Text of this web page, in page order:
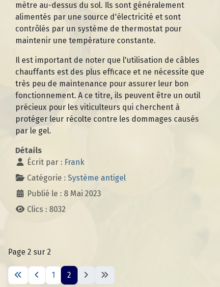
mètre au-dessus du sol. Ils sont généralement
alimentés par une source d'électricité et sont
contrôlés par un système de thermostat pour
maintenir une température constante.
Il est important de noter que l'utilisation de câbles
chauffants est des plus efficace et ne nécessite que
très peu de maintenance pour assurer leur bon
fonctionnement. A ce titre, ils peuvent être un outil
précieux pour les viticulteurs qui cherchent à
protéger leur récolte contre les dommages causés
par le gel.
Détails
Écrit par : Frank
Catégorie : Système antigel
Publié le : 8 Mai 2023
Clics : 8032
Page 2 sur 2
1 2